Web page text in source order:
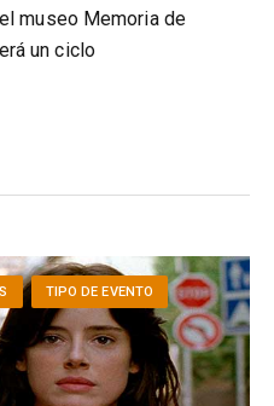
museo Memoria de
un ciclo
TIPO DE EVENTO